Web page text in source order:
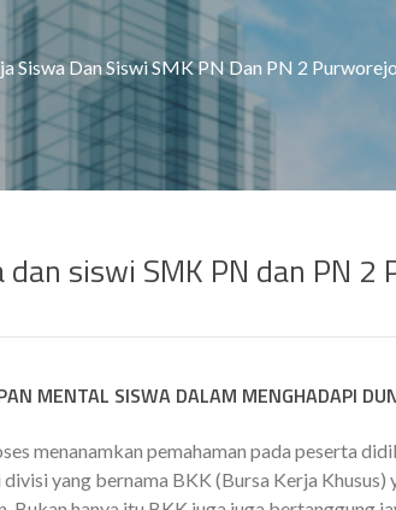
Siswa Dan Siswi SMK PN Dan PN 2 Purworejo
siswi SMK PN dan PN 2
MENTAL SISWA DALAM MENGHADAPI
menanamkan pemahaman pada peserta
yang bernama BKK (Bursa Kerja Khusus)